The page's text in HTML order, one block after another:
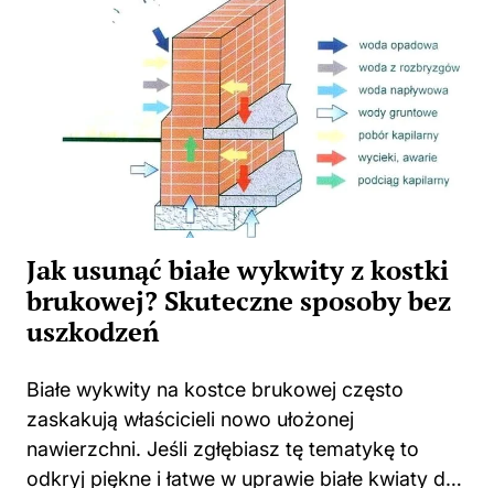
Jak usunąć białe wykwity z kostki
brukowej? Skuteczne sposoby bez
uszkodzeń
Białe wykwity na kostce brukowej często
zaskakują właścicieli nowo ułożonej
nawierzchni. Jeśli zgłębiasz tę tematykę to
odkryj piękne i łatwe w uprawie białe kwiaty do